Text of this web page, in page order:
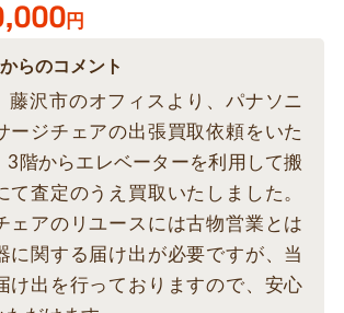
円
らのコメント
藤沢市のオフィスより、パナソニ
ージチェアの出張買取依頼をいた
3階からエレベーターを利用して搬
て査定のうえ買取いたしました。
ェアのリユースには古物営業とは
に関する届け出が必要ですが、当
け出を行っておりますので、安心